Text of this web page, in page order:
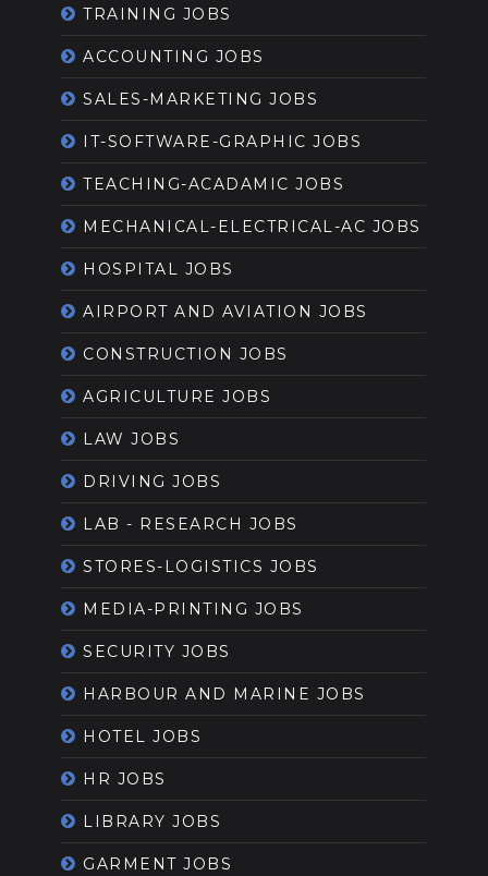
TRAINING JOBS
ACCOUNTING JOBS
SALES-MARKETING JOBS
IT-SOFTWARE-GRAPHIC JOBS
TEACHING-ACADAMIC JOBS
MECHANICAL-ELECTRICAL-AC JOBS
HOSPITAL JOBS
AIRPORT AND AVIATION JOBS
CONSTRUCTION JOBS
AGRICULTURE JOBS
LAW JOBS
DRIVING JOBS
LAB - RESEARCH JOBS
STORES-LOGISTICS JOBS
MEDIA-PRINTING JOBS
SECURITY JOBS
HARBOUR AND MARINE JOBS
HOTEL JOBS
HR JOBS
LIBRARY JOBS
GARMENT JOBS